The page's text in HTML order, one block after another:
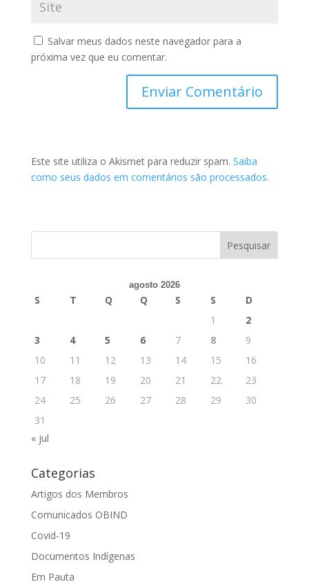
Salvar meus dados neste navegador para a
próxima vez que eu comentar.
Este site utiliza o Akismet para reduzir spam. Saiba
como seus dados em comentários são processados.
agosto 2026
S T Q Q S S
D
1
2
3
4 5 6 7 8
9
10
11 12 13 14 15
16
17
18 19 20 21 22
23
24
25 26 27 28 29
30
31
« jul
Categorias
Artigos dos Membros
Comunicados OBIND
Covid-19
Documentos Indígenas
Em Pauta